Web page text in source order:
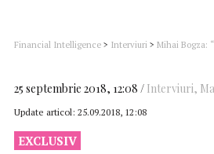
Financial Intelligence > Interviuri > Mihai Bogza:
25 septembrie 2018, 12:08 Interviuri,
Update articol: 25.09.2018, 12:08
EXCLUSIV